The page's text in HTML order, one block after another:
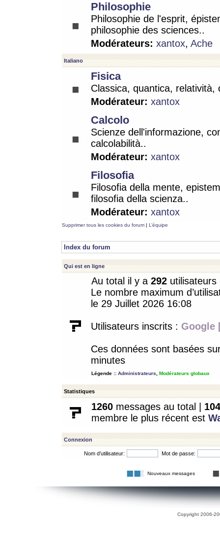
Philosophie
Philosophie de l'esprit,
philosophie des sciences..
Modérateurs: xantox, Ache
Italiano
Fisica
Classica, quantica, relatività,
Modérateur: xantox
Calcolo
Scienze dell'informazione,
calcolabilità..
Modérateur: xantox
Filosofia
Filosofia della mente,
filosofia della scienza..
Modérateur: xantox
Supprimer tous les cookies du forum | L’équipe
Index du forum
Qui est en ligne
Au total il y a 292
Le nombre maximum
le 29 Juillet 2026 16:08
Utilisateurs inscrits : Google
Ces données sont basées
minutes
Légende :: Administrateurs Modérateurs globaux
Statistiques
1260 messages au total | 104
membre le plus récent est
Connexion
Nom d’utilisateur: Mot de passe:
Nouveaux messages
Copyright 2006-